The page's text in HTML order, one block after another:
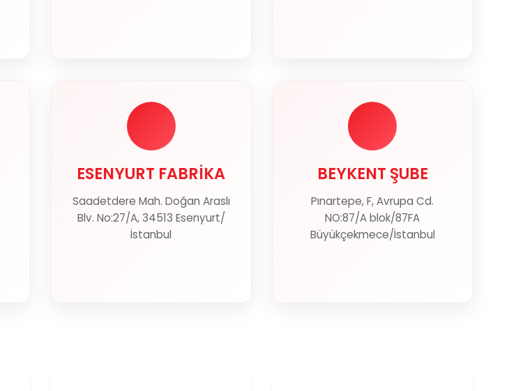
ESENYURT FABRİKA
Saadetdere Mah. Doğan Araslı
Blv. No:27/A, 34513 Esenyurt/
İstanbul
ESENYURT FABRİKA
Haritada Göster
BEYKENT ŞUBE
Pınartepe, F, Avrupa Cd.
NO:87/A blok/87FA
Büyükçekmece/İstanbul
BEYKENT ŞUBE
Haritada Göster